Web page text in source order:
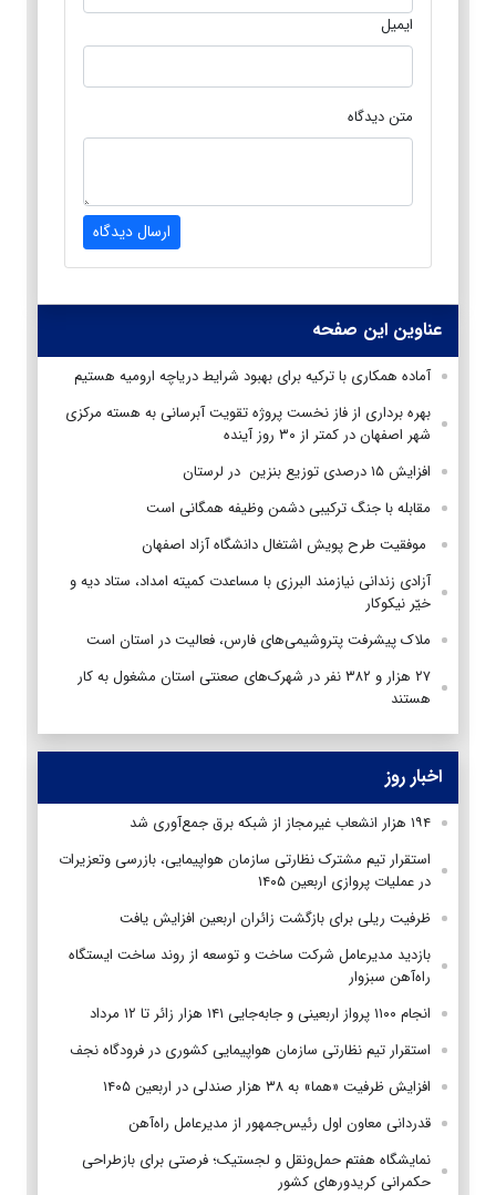
ایمیل
متن دیدگاه
ارسال دیدگاه
عناوین این صفحه
آماده همکاری با ترکیه برای بهبود شرایط دریاچه ارومیه هستیم
بهره برداری از فاز نخست پروژه تقویت آبرسانی به هسته مرکزی
شهر اصفهان در کمتر از ۳۰ روز آینده
افزایش ۱۵ درصدی توزیع بنزین در لرستان
مقابله با جنگ ترکیبی دشمن وظیفه همگانی است
موفقیت طرح پویش اشتغال دانشگاه آزاد اصفهان
آزادی زندانی نیازمند البرزی با مساعدت کمیته امداد، ستاد دیه و
خیّر نیکوکار
ملاک پیشرفت پتروشیمی‌های فارس، فعالیت در استان است
۲۷ هزار و ۳۸۲ نفر در شهرک‌های صعنتی استان مشغول به کار
هستند
اخبار روز
۱۹۴ هزار انشعاب غیرمجاز از شبکه برق جمع‌آوری شد
استقرار تیم مشترک نظارتی سازمان هواپیمایی، بازرسی وتعزیرات
در عملیات پروازی اربعین ۱۴۰۵
ظرفیت ریلی برای بازگشت زائران اربعین افزایش یافت
بازدید مدیرعامل شرکت ساخت و توسعه از روند ساخت ایستگاه
راه‌آهن سبزوار
انجام ۱۱۰۰ پرواز اربعینی و جابه‌جایی ۱۴۱ هزار زائر تا ۱۲ مرداد
استقرار تیم‌ نظارتی سازمان هواپیمایی کشوری در فرودگاه نجف
افزایش ظرفیت «هما» به ۳۸ هزار صندلی در اربعین ۱۴۰۵
قدردانی معاون اول رئیس‌جمهور از مدیرعامل راه‌آهن
نمایشگاه هفتم حمل‌ونقل و لجستیک؛ فرصتی برای بازطراحی
حکمرانی کریدورهای کشور